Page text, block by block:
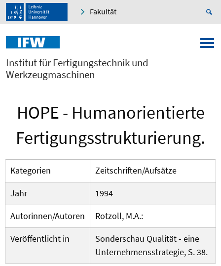
Fakultät
Institut für Fertigungstechnik und
Werkzeugmaschinen
HOPE - Humanorientierte
Fertigungsstrukturierung.
Kategorien
Zeitschriften/Aufsätze
Jahr
1994
Autorinnen/Autoren
Rotzoll, M.A.:
Veröffentlicht in
Sonderschau Qualität - eine
Unternehmensstrategie, S. 38.